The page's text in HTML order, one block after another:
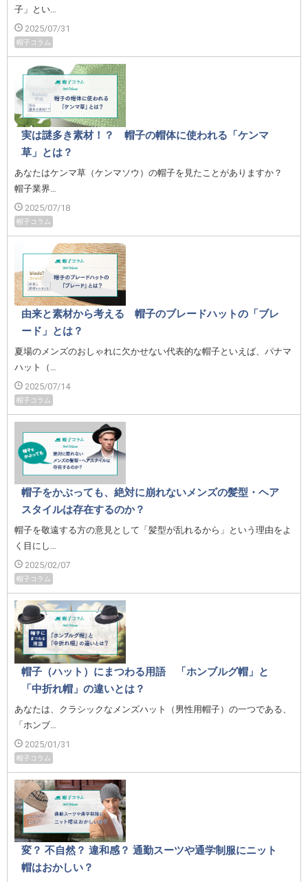
子」とい…
2025/07/31
帽子コラム
実は謎多き素材！？ 帽子の帽体に使われる「ケンマ
草」とは？
あなたはケンマ草（ケンマソウ）の帽子を見たことがありますか？
帽子業界…
2025/07/18
帽子コラム
由来と素材から考える 帽子のブレードハットの「ブレ
ード」とは？
夏場のメンズのおしゃれに欠かせない代表的な帽子といえば、パナマ
ハット（…
2025/07/14
帽子コラム
帽子をかぶっても、絶対に崩れないメンズの髪型・ヘア
スタイルは存在するのか？
帽子を敬遠する方の意見として「髪型が乱れるから」という理由をよ
く目にし…
2025/02/07
帽子コラム
帽子（ハット）にまつわる用語 「ホンブルグ帽」と
「中折れ帽」の違いとは？
あなたは、クラシックなメンズハット（男性用帽子）の一つである、
「ホンブ…
2025/01/31
帽子コラム
変？ 不自然？ 違和感？ 通勤スーツや通学制服にニット
帽はおかしい？